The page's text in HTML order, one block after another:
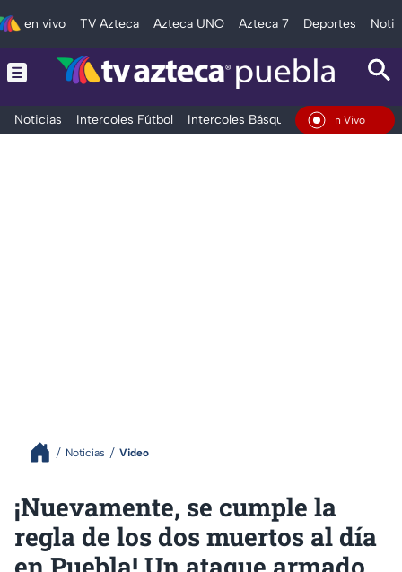
en vivo TV Azteca Azteca UNO Azteca 7 Deportes
Noticias Intercoles Fútbol Intercoles Básquetbol Deportes
En Vivo
Noticias Video
¡Nuevamente, se cumple la
regla de los dos muertos al día